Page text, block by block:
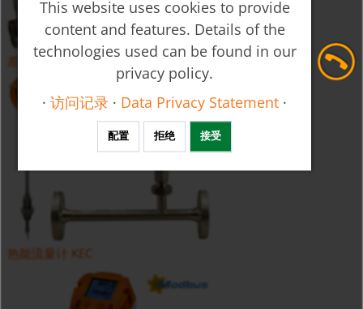
差压流量计 RCD
热能流量计 KEC
This website uses cookies to provide
content and features. Details of the
technologies used can be found in our
privacy policy.
·访问记录 · Data Privacy Statement ·
配置 拒绝 接受